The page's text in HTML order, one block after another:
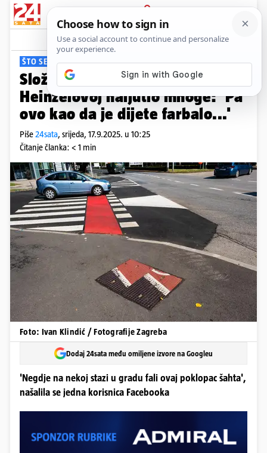
PRIJAVA
Viral Komentari
ŠTO SE OVDJE DOGODILO?
Složi puzzle u Zagrebu! Šaht u
Heinzelovoj naljutio mnoge: 'Pa
ovo kao da je dijete farbalo...'
Piše24sata, srijeda, 17.9.2025. u 10:25
Čitanje članka: < 1 min
Foto: Ivan Klindić / Fotografije Zagreba
Dodaj 24sata među omiljene izvore na Googleu
'Negdje na nekoj stazi u gradu fali ovaj poklopac šahta',
našalila se jedna korisnica Facebooka